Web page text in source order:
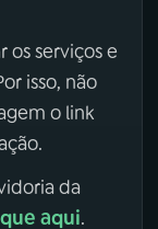
os serviços e
isso, não
o link
da
aqui.